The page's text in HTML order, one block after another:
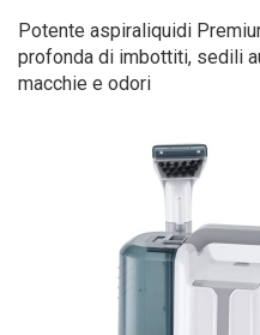
Potente aspiraliquidi
profonda di imbottiti, sedili
macchie e odori